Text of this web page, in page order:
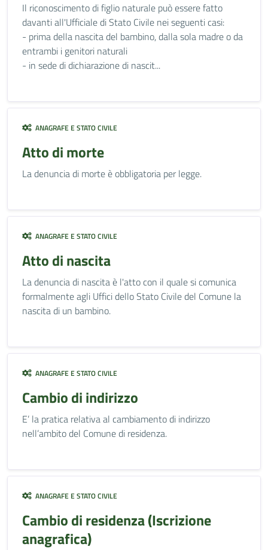
Il riconoscimento di figlio naturale può essere fatto
davanti all'Ufficiale di Stato Civile nei seguenti casi:
- prima della nascita del bambino, dalla sola madre o da
entrambi i genitori naturali
- in sede di dichiarazione di nascit...
ANAGRAFE E STATO CIVILE
Atto di morte
La denuncia di morte è obbligatoria per legge.
ANAGRAFE E STATO CIVILE
Atto di nascita
La denuncia di nascita è l'atto con il quale si comunica
formalmente agli Uffici dello Stato Civile del Comune la
nascita di un bambino.
ANAGRAFE E STATO CIVILE
Cambio di indirizzo
E’ la pratica relativa al cambiamento di indirizzo
nell’ambito del Comune di residenza.
ANAGRAFE E STATO CIVILE
Cambio di residenza (Iscrizione
anagrafica)